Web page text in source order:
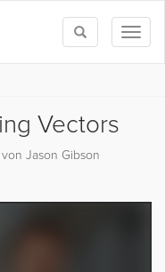
Toggle
search
Vectors
von Jason Gibson